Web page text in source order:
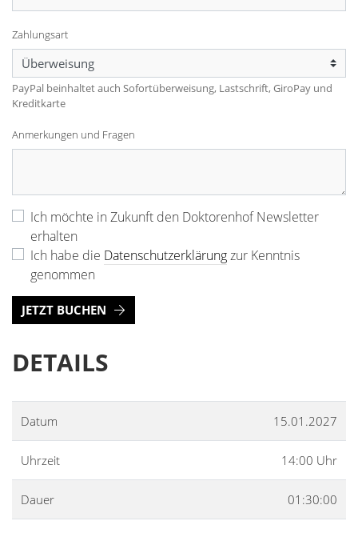
Zahlungsart
PayPal beinhaltet auch Sofortüberweisung, Lastschrift, GiroPay und
Kreditkarte
Anmerkungen und Fragen
Ich möchte in Zukunft den Doktorenhof Newsletter
erhalten
Ich habe die Datenschutzerklärungzur Kenntnis
genommen
JETZT BUCHEN
DETAILS
Datum 15.01.2027
Uhrzeit 14:00 Uhr
Dauer 01:30:00